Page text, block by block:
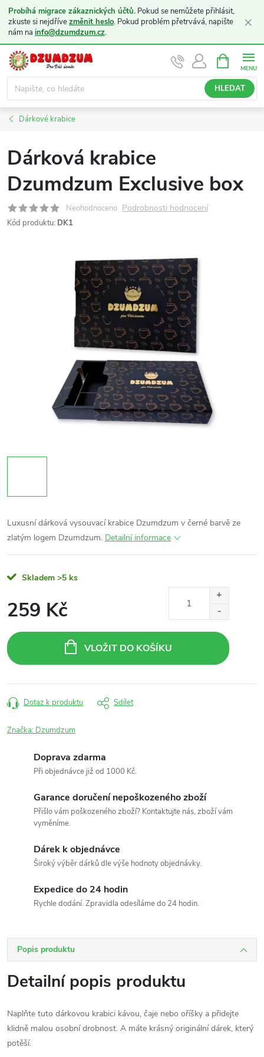
Probíhá migrace zákaznických účtů. Pokud se nemůžete přihlásit,
zkuste si nejdřívezměnit heslo. Pokud problém přetrvává, napište
nám na info@dzumdzum.cz.
×
Přejít
obsah
HLEDAT
NÁKUPNÍ
KOŠÍK
Dárkové krabice
Dárková krabice
Dzumdzum Exclusive box
Neohodnoceno Podrobnosti hodnocení
Kód produktu: DK1
Luxusní dárková vysouvací krabice Dzumdzum v černé barvě ze
zlatým logem Dzumdzum. Detailní informace
Skladem >5 ks
259 Kč
cena:
VLOŽIT DO KOŠÍKU
Dotaz k produktu Sdílet
Značka: Dzumdzum
Doprava zdarma
Při objednávce již od 1000 Kč.
Garance doručení nepoškozeného zboží
Přišlo vám poškozeného zboží? Kontaktujte nás, zboží vám
vyměníme.
Dárek k objednávce
Široký výběr dárků dle výše hodnoty objednávky.
Expedice do 24 hodin
Rychle dodání. Zpravidla odesíláme do 24 hodin.
Popis produktu
Detailní popis produktu
Naplňte tuto dárkovou krabici kávou, čaje nebo oříšky a přidejte
klidně malou osobní drobnost. A máte krásný originální dárek, který
potěší.